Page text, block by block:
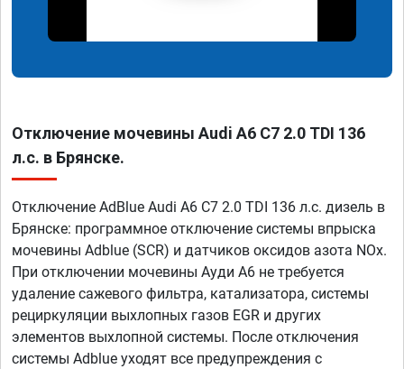
Отключение мочевины Audi A6 C7 2.0 TDI 136
л.с. в Брянске.
Отключение AdBlue Audi A6 C7 2.0 TDI 136 л.с. дизель в
Брянске: программное отключение системы впрыска
мочевины Adblue (SCR) и датчиков оксидов азота NOx.
При отключении мочевины Ауди А6 не требуется
удаление сажевого фильтра, катализатора, системы
рециркуляции выхлопных газов EGR и других
элементов выхлопной системы. После отключения
системы Adblue уходят все предупреждения с